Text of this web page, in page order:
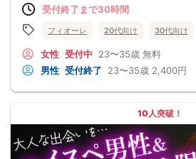
受付終了まで30時間
フィオーレ 20代向け 30代向け
女性 受付中 23〜35歳 無料
男性 受付終了 23〜35歳 2,400円
10人突破！